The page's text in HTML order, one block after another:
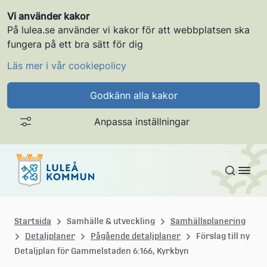
Vi använder kakor
På lulea.se använder vi kakor för att webbplatsen ska
fungera på ett bra sätt för dig
Läs mer i vår cookiepolicy
Godkänn alla kakor
Anpassa inställningar
Gå till innehållet
u
l
Startsida Samhälle & utveckling
Samhällsplanering
Detaljplaner
Pågående detaljplaner
Förslag till ny
Detaljplan för Gammelstaden 6:166, Kyrkbyn